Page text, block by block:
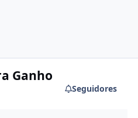
Ganho
Seguidores